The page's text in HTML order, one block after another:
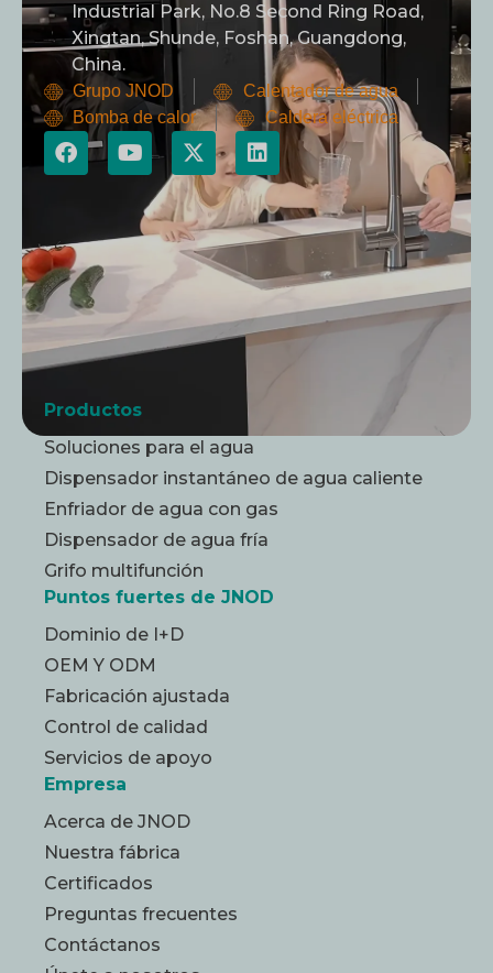
Industrial Park, No.8 Second Ring Road,
Xingtan, Shunde, Foshan, Guangdong,
China.
Grupo JNOD
Calentador de agua
Bomba de calor
Caldera eléctrica
Productos
Soluciones para el agua
Dispensador instantáneo de agua caliente
Enfriador de agua con gas
Dispensador de agua fría
Grifo multifunción
Puntos fuertes de JNOD
Dominio de I+D
OEM Y ODM
Fabricación ajustada
Control de calidad
Servicios de apoyo
Empresa
Acerca de JNOD
Nuestra fábrica
Certificados
Preguntas frecuentes
Contáctanos